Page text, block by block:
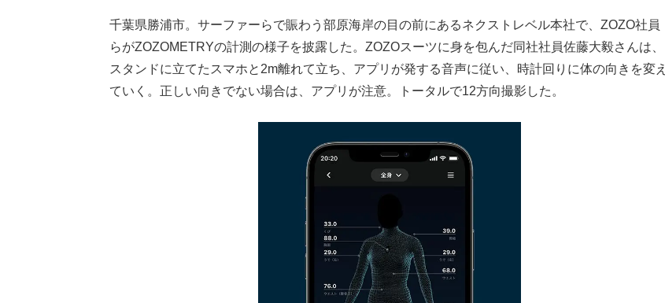
千葉県勝浦市。サーファーらで賑わう部原海岸の目の前にあるネクストレベル本社で、ZOZO社員
らがZOZOMETRYの計測の様子を披露した。ZOZOスーツに身を包んだ同社社員佐藤大毅さんは、
スタンドに立てたスマホと2m離れて立ち、アプリが発する音声に従い、時計回りに体の向きを変え
ていく。正しい向きでない場合は、アプリが注意。トータルで12方向撮影した。